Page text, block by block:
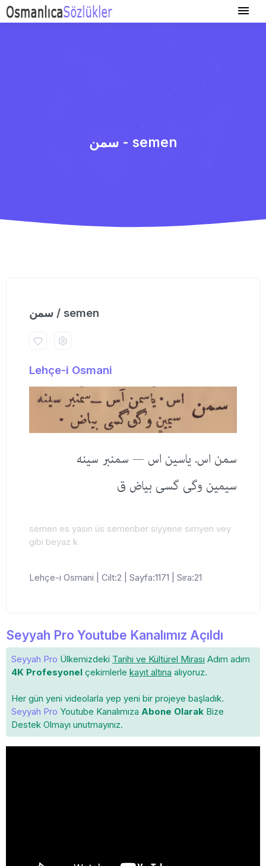
سمن - semen
سمن / semen
Lehçe-i Osmani
سمن اس. یاسین اس — سمنبر سینه
سیمین وگی گسی بیاض ق
semen es yasın üs semenber siyyene simyen vey
gibi beyaz k
Lehçe-i Osmani | Cilt:2 | Sayfa:1171 | Sıra:21
Seyyah Pro Youtube Kanalımız Açıldı
Seyyah Pro Ülkemizdeki Tarihi ve Kültürel Mirası Adım adım
4K Profesyonel çekimlerle kayıt altına alıyoruz.
Her gün yeni videolarla yep yeni bir projeye başladık.
Seyyah Pro Youtube Kanalımıza Abone Olarak Bize
Destek Olmayı unutmayınız.